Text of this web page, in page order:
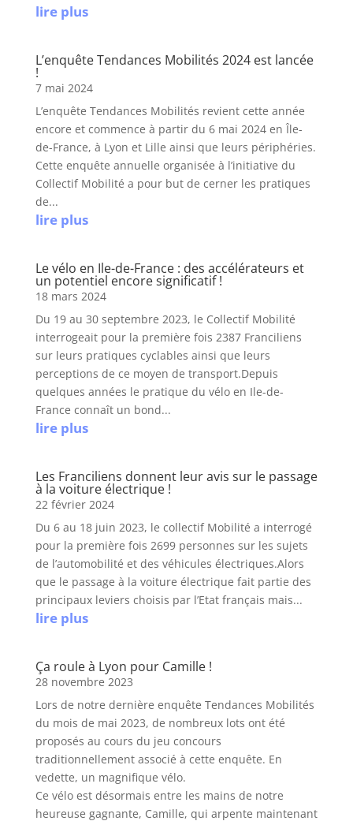
lire plus
L’enquête Tendances Mobilités 2024 est lancée
!
7 mai 2024
L’enquête Tendances Mobilités revient cette année
encore et commence à partir du 6 mai 2024 en Île-
de-France, à Lyon et Lille ainsi que leurs périphéries.
Cette enquête annuelle organisée à l’initiative du
Collectif Mobilité a pour but de cerner les pratiques
de...
lire plus
Le vélo en Ile-de-France : des accélérateurs et
un potentiel encore significatif !
18 mars 2024
Du 19 au 30 septembre 2023, le Collectif Mobilité
interrogeait pour la première fois 2387 Franciliens
sur leurs pratiques cyclables ainsi que leurs
perceptions de ce moyen de transport.Depuis
quelques années le pratique du vélo en Ile-de-
France connaît un bond...
lire plus
Les Franciliens donnent leur avis sur le passage
à la voiture électrique !
22 février 2024
Du 6 au 18 juin 2023, le collectif Mobilité a interrogé
pour la première fois 2699 personnes sur les sujets
de l’automobilité et des véhicules électriques.Alors
que le passage à la voiture électrique fait partie des
principaux leviers choisis par l’Etat français mais...
lire plus
Ça roule à Lyon pour Camille !
28 novembre 2023
Lors de notre dernière enquête Tendances Mobilités
du mois de mai 2023, de nombreux lots ont été
proposés au cours du jeu concours
traditionnellement associé à cette enquête. En
vedette, un magnifique vélo.
Ce vélo est désormais entre les mains de notre
heureuse gagnante, Camille, qui arpente maintenant